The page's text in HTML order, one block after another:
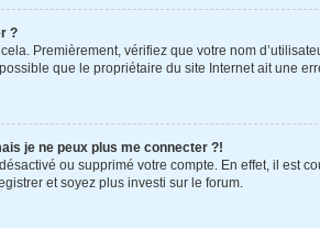
?
Premièrement, vérifiez que votre nom
que le propriétaire du site Internet ait une
je ne peux plus me connecter ?!
désactivé ou supprimé votre compte. En effet, il
et soyez plus investi sur le forum.